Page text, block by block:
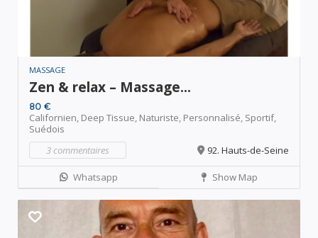
MASSAGE
Zen & relax – Massage...
80 €
Californien, Deep Tissue, Naturiste, Personnalisé, Sportif,
Suédois
3 commentaires
92. Hauts-de-Seine
Whatsapp Show Map